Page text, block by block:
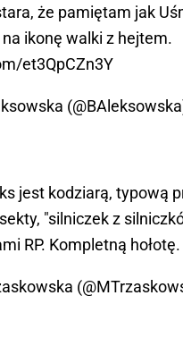
że pamiętam jak
ikonę walki z hejtem.
et3QpCZn3Y
jest kodziarą, typową
"silniczek z
RP. Kompletną hołotę.